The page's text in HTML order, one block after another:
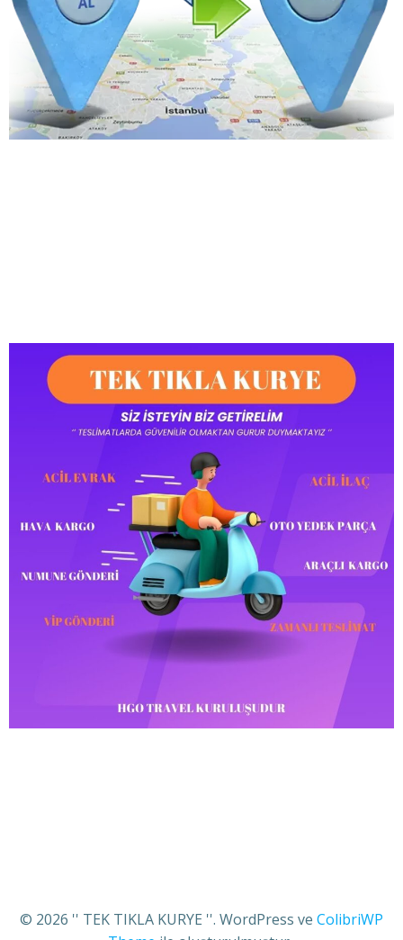
© 2026 '' TEK TIKLA KURYE ''. WordPress ve ColibriWP